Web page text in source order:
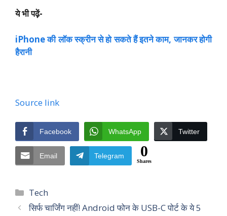
ये भी पढ़ें-
iPhone की लॉक स्क्रीन से हो सकते हैं इतने काम, जानकर होगी
हैरानी
Source link
Facebook WhatsApp Twitter
Email Telegram 0
Shares
Categories
Tech
सिर्फ चार्जिंग नहीं! Android फोन के USB-C पोर्ट के ये 5